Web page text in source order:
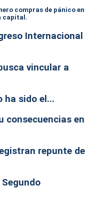
compras de pánico en
capital.
Internacional
vincular a
ha sido el...
consecuencias en
repunte de